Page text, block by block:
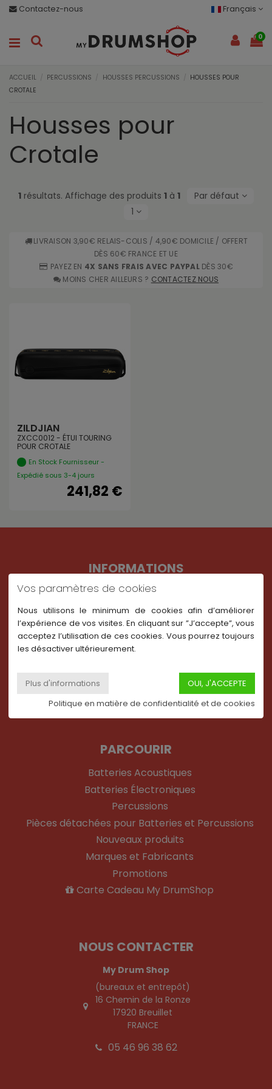
Contactez-nous Français
0
ACCUEIL PERCUSSIONS HOUSSES PERCUSSIONS
HOUSSES POUR
CROTALE
Housses pour
Crotale
1 résultats. Affichage des produits1 à1
Par défaut
1
LIVRAISON 3,90€ RELAIS-COLIS / 4,90€ DOMICILE / OFFERT
DÈS 60€ FRANCE ET UE
PAYEZ EN 4X SANS FRAIS AVEC PAYPALDÈS 30€
MOINS CHER AILLEURS ? CONTACTEZ NOUS
ZILDJIAN
ZXCC0012 - ÉTUI TOURING
POUR CROTALE
En Stock Fournisseur -
Expédié sous 3-4 jours
241,82 €
INFORMATIONS
Contactez-nous
Mon compte
My DrumShop pense à vous
Garantie 3 ans My DrumShop
Paiement de 2 à 12x par CB
Paiement sécurisé et Confidentialité
PARCOURIR
Batteries Acoustiques
Batteries Électroniques
Percussions
Pièces détachées pour Batteries et Percussions
Nouveaux produits
Marques et Fabricants
Promotions
Carte Cadeau My DrumShop
NOUS CONTACTER
My Drum Shop
(bureaux et entrepôt)
16 Chemin de la Ronze
17920 Breuillet
FRANCE
05 46 96 38 62
Vos paramètres de cookies
Nous utilisons le minimum de cookies afin d’améliorer
l’expérience de vos visites. En cliquant sur ”J’accepte”, vous
acceptez l’utilisation de ces cookies. Vous pourrez toujours
les désactiver ultérieurement.
Politique en matière de confidentialité et de cookies